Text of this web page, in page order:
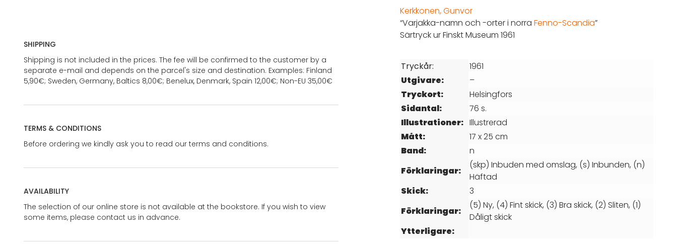
SHIPPING
Shipping is not included in the prices. The fee will be confirmed to the customer by a
separate e-mail and depends on the parcel's size and destination. Examples: Finland
5,90€; Sweden, Germany, Baltics 8,00€; Benelux, Denmark, Spain 12,00€; Non-EU 35,00€
TERMS & CONDITIONS
Before ordering we kindly ask you to read our terms and conditions.
AVAILABILITY
The selection of our online store is not available at the bookstore. If you wish to view
some items, please contact us in advance.
Kerkkonen, Gunvor
“Varjakka-namn och -orter i norra Fenno-Scandia”
Särtryck ur Finskt Museum 1961
Tryckår:
1961
Utgivare:
–
Tryckort:
Helsingfors
Sidantal:
76 s.
Illustrationer: Illustrerad
Mått:
17 x 25 cm
Band:
n
Förklaringar:
(skp) Inbuden med omslag, (s) Inbunden, (n)
Häftad
Skick:
3
Förklaringar:
(5) Ny, (4) Fint skick, (3) Bra skick, (2) Sliten, (1)
Dåligt skick
Ytterligare: